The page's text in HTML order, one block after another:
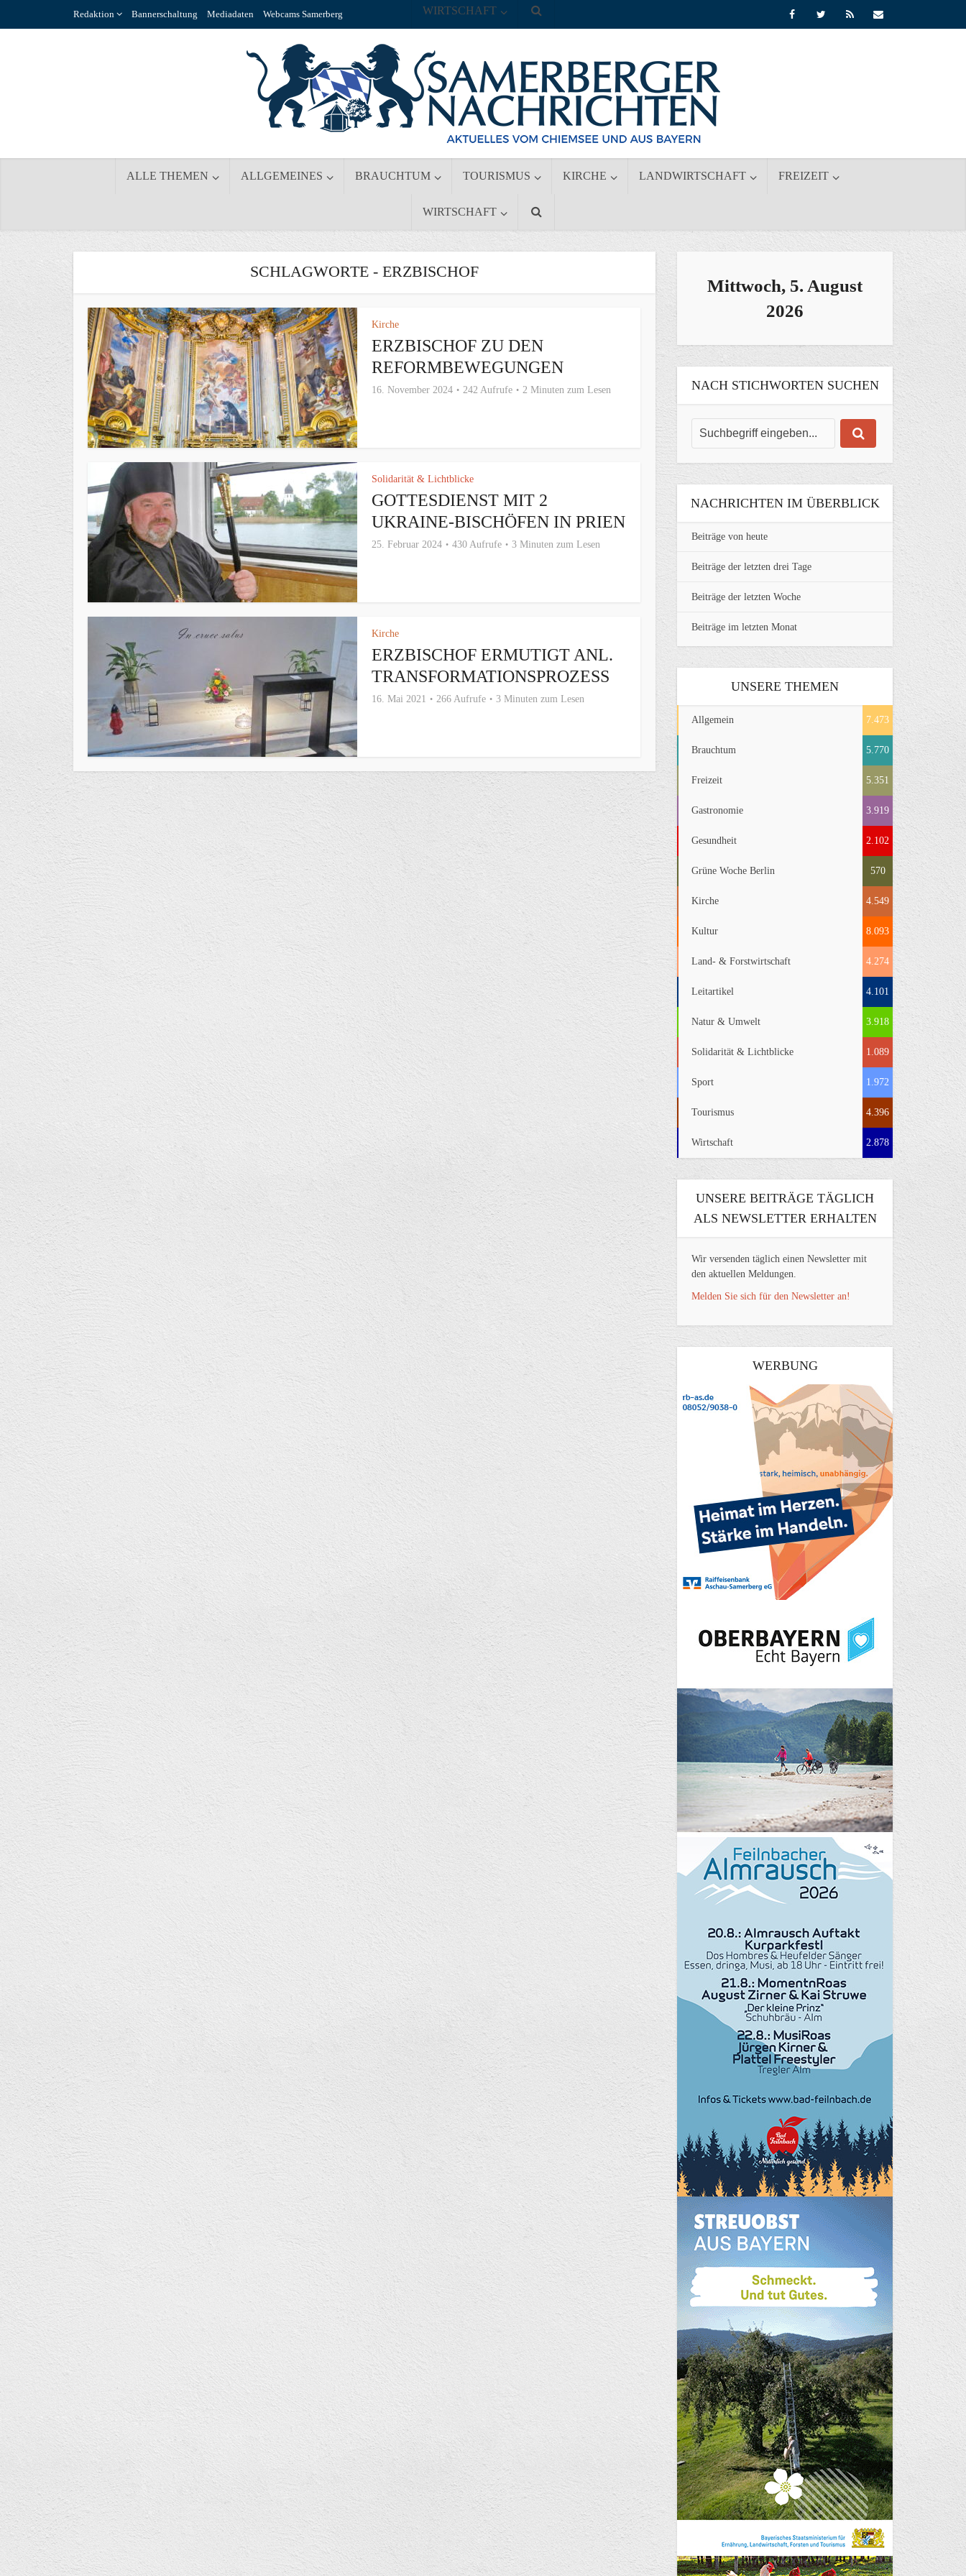
Redaktion Bannerschaltung Mediadaten Webcams Samerberg
ALLE THEMEN ALLGEMEINES BRAUCHTUM TOURISMUS KIRCHE LANDWIRTSCHAFT FREIZEIT
WIRTSCHAFT
WIRTSCHAFT
SCHLAGWORTE - ERZBISCHOF
Kirche
ERZBISCHOF ZU DEN
REFORMBEWEGUNGEN
16. November 2024 242 Aufrufe 2 Minuten zum Lesen
Solidarität & Lichtblicke
GOTTESDIENST MIT 2
UKRAINE-BISCHÖFEN IN PRIEN
25. Februar 2024 430 Aufrufe 3 Minuten zum Lesen
Kirche
ERZBISCHOF ERMUTIGT ANL.
TRANSFORMATIONSPROZESS
16. Mai 2021 266 Aufrufe 3 Minuten zum Lesen
Mittwoch, 5. August
2026
NACH STICHWORTEN SUCHEN
NACHRICHTEN IM ÜBERBLICK
Beiträge von heute
Beiträge der letzten drei Tage
Beiträge der letzten Woche
Beiträge im letzten Monat
UNSERE THEMEN
Allgemein 7.473
Brauchtum 5.770
Freizeit 5.351
Gastronomie 3.919
Gesundheit 2.102
Grüne Woche Berlin 570
Kirche 4.549
Kultur 8.093
Land- & Forstwirtschaft 4.274
Leitartikel 4.101
Natur & Umwelt 3.918
Solidarität & Lichtblicke 1.089
Sport 1.972
Tourismus 4.396
Wirtschaft 2.878
UNSERE BEITRÄGE TÄGLICH
ALS NEWSLETTER ERHALTEN
Wir versenden täglich einen Newsletter mit
den aktuellen Meldungen.
Melden Sie sich für den Newsletter an!
WERBUNG